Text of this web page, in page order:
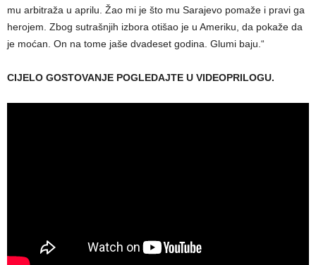
mu arbitraža u aprilu. Žao mi je što mu Sarajevo pomaže i pravi ga
herojem. Zbog sutrašnjih izbora otišao je u Ameriku, da pokaže da
je moćan. On na tome jaše dvadeset godina. Glumi baju.“
CIJELO GOSTOVANJE POGLEDAJTE U VIDEOPRILOGU.